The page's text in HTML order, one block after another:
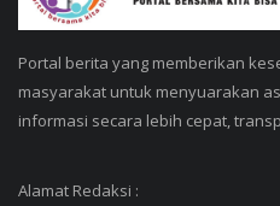
Portal berita yang memberikan
masyarakat untuk menyuarakan
informasi secara lebih cepat,
Alamat Redaksi :